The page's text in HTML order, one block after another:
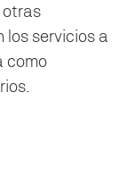
otras
servicios a
como